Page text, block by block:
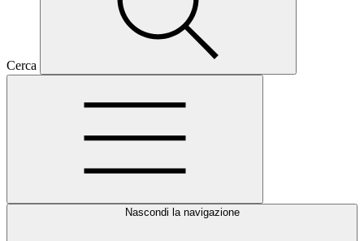
Cerca
Nascondi la navigazione